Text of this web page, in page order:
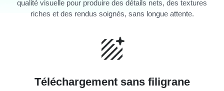
qualité visuelle pour produire des détails nets, des textures
riches et des rendus soignés, sans longue attente.
Téléchargement sans filigrane